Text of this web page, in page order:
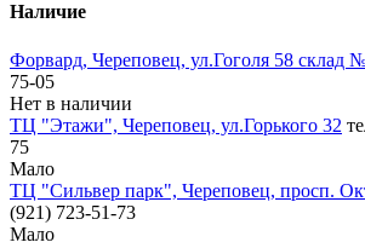
Наличие
Форвард, Череповец, ул.Гоголя 58 склад
75-05
Нет в наличии
ТЦ "Этажи", Череповец, ул.Горького 32
75
Мало
ТЦ "Сильвер парк", Череповец, просп.
(921) 723-51-73
Мало